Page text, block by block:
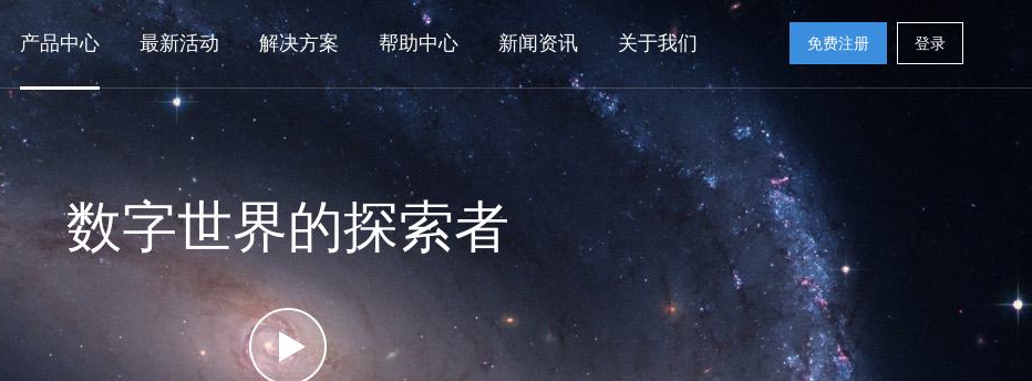
产品中心 最新活动 解决方案 帮助中心 新闻资讯 关于我们 免费注册 登录
数字世界的探索者